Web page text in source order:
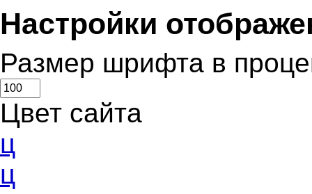
Настройки
Размер шрифта в
Цвет сайта
ц
ц